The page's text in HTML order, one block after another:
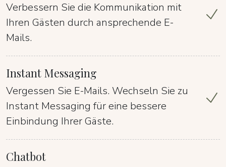
Verbessern Sie die Kommunikation mit
Ihren Gästen durch ansprechende E-
Mails.
Instant Messaging
Vergessen Sie E-Mails. Wechseln Sie zu
Instant Messaging für eine bessere
Einbindung Ihrer Gäste.
Chatbot